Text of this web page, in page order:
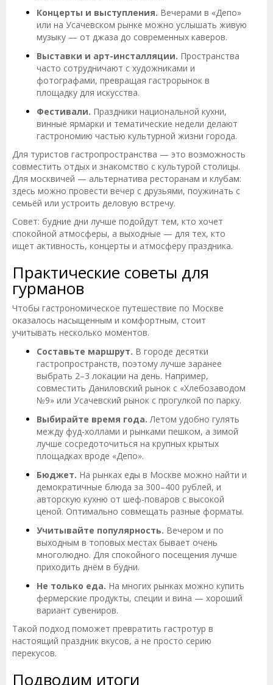
Концерты и выступления. Вечерами в «Депо»
или на Усачевском рынке можно услышать живую
музыку — от джаза до современных каверов.
Выставки и арт-инсталляции. Пространства
часто сотрудничают с художниками и
фотографами, превращая гастрорынок в
площадку для искусства.
Фестивали. Праздники национальной кухни,
винные ярмарки и тематические недели делают
гастрономию частью культурной жизни города.
Для туристов гастропространства — это возможность
совместить отдых и знакомство с культурой столицы.
Для москвичей — альтернатива ресторанам и клубам:
здесь можно провести вечер с друзьями, поужинать с
семьёй или устроить деловую встречу.
Совет: будние дни лучше подойдут тем, кто хочет
спокойной атмосферы, а выходные — для тех, кто
ищет активность, концерты и атмосферу праздника.
Практические советы для
гурманов
Чтобы гастрономическое путешествие по Москве
оказалось насыщенным и комфортным, стоит
учитывать несколько моментов.
Составьте маршрут. В городе десятки
гастропространств, поэтому лучше заранее
выбрать 2–3 локации на день. Например,
совместить Даниловский рынок с «Хлебозаводом
№9» или Усачевский рынок с прогулкой по парку.
Выбирайте время года. Летом удобно гулять
между фуд-холлами и рынками пешком, а зимой
лучше сосредоточиться на крупных крытых
площадках вроде «Депо».
Бюджет. На рынках еды в Москве можно найти и
демократичные блюда за 300–400 рублей, и
авторскую кухню от шеф-поваров с высокой
ценой. Оптимально совмещать разные форматы.
Учитывайте популярность. Вечером и по
выходным в топовых местах бывает очень
многолюдно. Для спокойного посещения лучше
приходить днём в будни.
Не только еда. На многих рынках можно купить
фермерские продукты, специи и вина — хороший
вариант сувениров.
Такой подход поможет превратить гастротур в
настоящий праздник вкусов, а не просто серию
перекусов.
Подводим итоги